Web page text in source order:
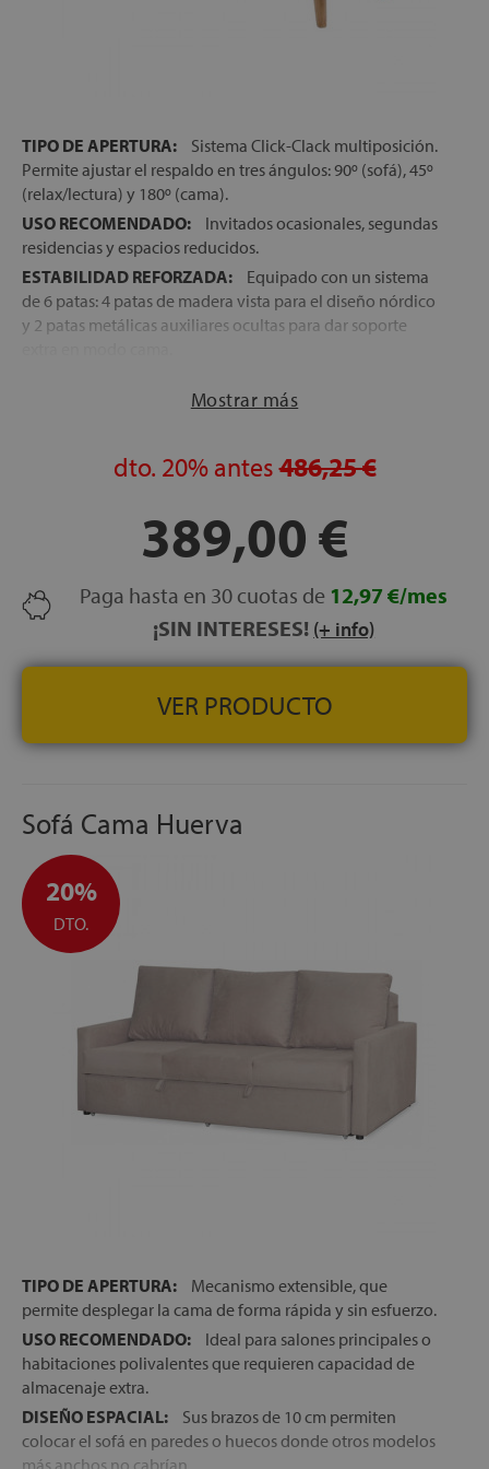
TIPO DE APERTURA:
Sistema Click-Clack multiposición.
Permite ajustar el respaldo en tres ángulos: 90º (sofá), 45º
(relax/lectura) y 180º (cama).
USO RECOMENDADO:
Invitados ocasionales, segundas
residencias y espacios reducidos.
ESTABILIDAD REFORZADA:
Equipado con un sistema
de 6 patas: 4 patas de madera vista para el diseño nórdico
y 2 patas metálicas auxiliares ocultas para dar soporte
para asegurar el correcto ajuste de las patas y el
Mostrar más
dto. 20% antes486,25 €
389,00 €
Paga hasta en 30 cuotas de 12,97 €/mes
¡SIN INTERESES! (+ info)
VER PRODUCTO
Sofá Cama Huerva
20%
DTO.
TIPO DE APERTURA:
Mecanismo extensible, que
permite desplegar la cama de forma rápida y sin esfuerzo.
USO RECOMENDADO:
Ideal para salones principales o
habitaciones polivalentes que requieren capacidad de
almacenaje extra.
DISEÑO ESPACIAL:
Sus brazos de 10 cm permiten
colocar el sofá en paredes o huecos donde otros modelos
más anchos no cabrían.